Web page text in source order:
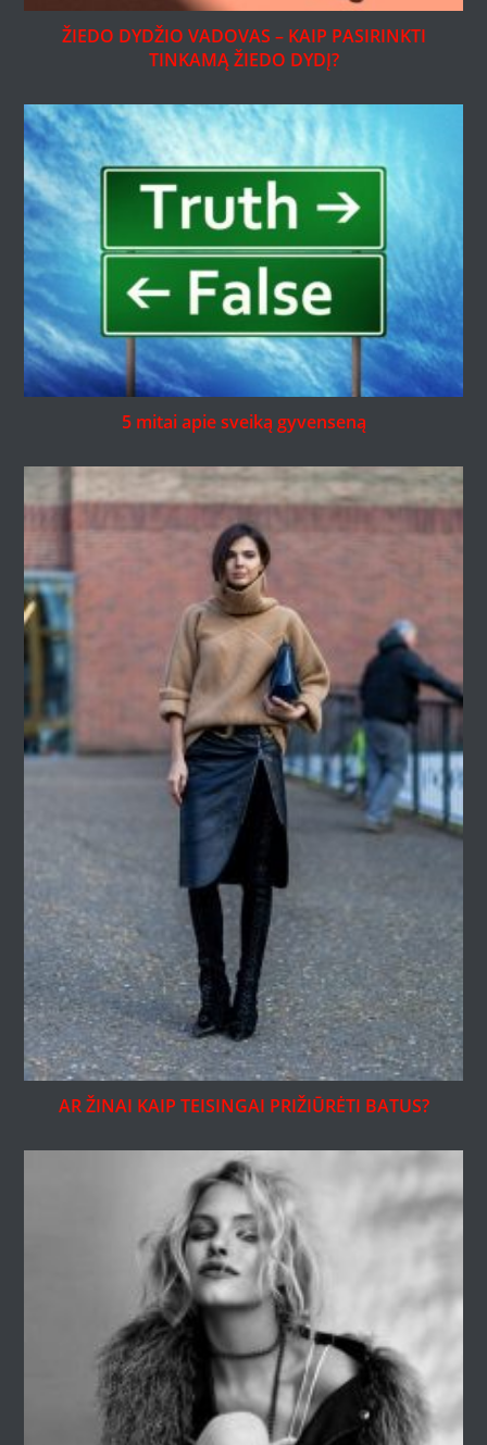
ŽIEDO DYDŽIO VADOVAS – KAIP PASIRINKTI
TINKAMĄ ŽIEDO DYDĮ?
5 mitai apie sveiką gyvenseną
AR ŽINAI KAIP TEISINGAI PRIŽIŪRĖTI BATUS?